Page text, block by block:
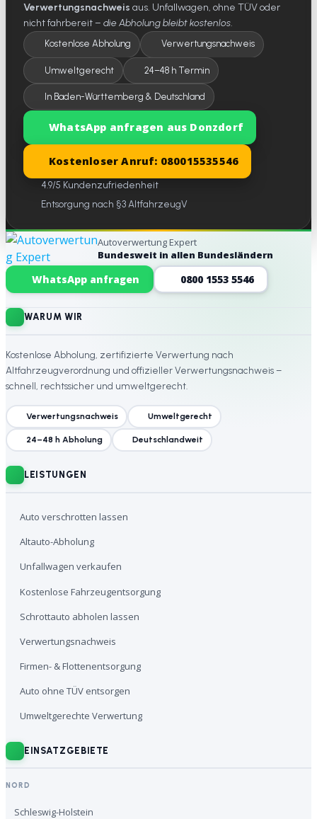
Verwertungsnachweis aus. Unfallwagen, ohne TÜV oder
nicht fahrbereit – die Abholung bleibt kostenlos.
Kostenlose Abholung Verwertungsnachweis
Umweltgerecht 24–48 h Termin
In Baden-Württemberg & Deutschland
WhatsApp anfragen aus Donzdorf
Kostenloser Anruf: 080015535546
4.9/5 Kundenzufriedenheit
Entsorgung nach §3 AltfahrzeugV
Website-Footer
Autoverwertung Expert
Bundesweit in allen Bundesländern
WhatsApp anfragen 0800 1553 5546
WARUM WIR
Kostenlose Abholung, zertifizierte Verwertung nach
Altfahrzeugverordnung und offizieller Verwertungsnachweis –
schnell, rechtssicher und umweltgerecht.
Verwertungsnachweis Umweltgerecht
24–48 h Abholung Deutschlandweit
LEISTUNGEN
Auto verschrotten lassen
Altauto-Abholung
Unfallwagen verkaufen
Kostenlose Fahrzeugentsorgung
Schrottauto abholen lassen
Verwertungsnachweis
Firmen- & Flottenentsorgung
Auto ohne TÜV entsorgen
Umweltgerechte Verwertung
EINSATZGEBIETE
NORD
Schleswig-Holstein